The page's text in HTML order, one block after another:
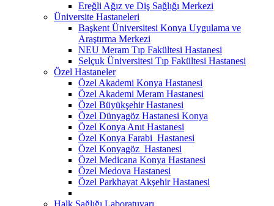
Ereğli Ağız ve Diş Sağlığı Merkezi
Üniversite Hastaneleri
Başkent Üniversitesi Konya Uygulama ve
Araştırma Merkezi
NEU Meram Tıp Fakültesi Hastanesi
Selçuk Üniversitesi Tıp Fakültesi Hastanesi
Özel Hastaneler
Özel Akademi Konya Hastanesi
Özel Akademi Meram Hastanesi
Özel Büyükşehir Hastanesi
Özel Dünyagöz Hastanesi Konya
Özel Konya Anıt Hastanesi
Özel Konya Farabi Hastanesi
Özel Konyagöz Hastanesi
Özel Medicana Konya Hastanesi
Özel Medova Hastanesi
Özel Parkhayat Akşehir Hastanesi
Halk Sağlığı Laboratuvarı